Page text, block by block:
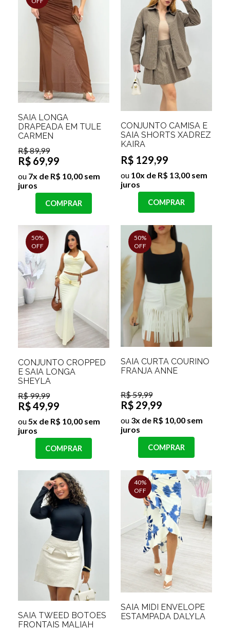
SAIA LONGA
DRAPEADA EM TULE
CARMEN
R$ 89,99
R$ 69,99
ou 7x de R$ 10,00 sem
juros
COMPRAR
CONJUNTO CAMISA E
SAIA SHORTS XADREZ
KAIRA
R$ 129,99
ou 10x de R$ 13,00 sem
juros
COMPRAR
50%
OFF
CONJUNTO CROPPED
E SAIA LONGA
SHEYLA
R$ 99,99
R$ 49,99
ou 5x de R$ 10,00 sem
juros
COMPRAR
50%
OFF
SAIA CURTA COURINO
FRANJA ANNE
R$ 59,99
R$ 29,99
ou 3x de R$ 10,00 sem
juros
COMPRAR
SAIA TWEED BOTÕES
FRONTAIS MALIAH
40%
OFF
SAIA MIDI ENVELOPE
ESTAMPADA DALYLA